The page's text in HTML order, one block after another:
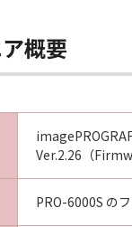
等することはできま
ような行為をさせ
に明示的に定め
ンは「本ソフトウ
権のいかなる権利
はありません。
概要
Ver.2.26（
PRO-6000S の